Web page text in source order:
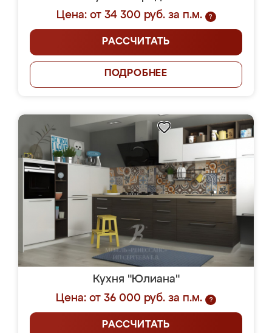
Цена: от 34 300 руб. за п.м.
?
РАССЧИТАТЬ
ПОДРОБНЕЕ
Кухня "Юлиана"
Цена: от 36 000 руб. за п.м.
?
РАССЧИТАТЬ